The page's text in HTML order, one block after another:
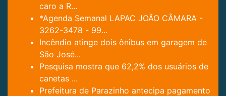
caro a R...
*Agenda Semanal LAPAC JOÃO CÂMARA -
3262-3478 - 99...
Incêndio atinge dois ônibus em garagem de
São José...
Pesquisa mostra que 62,2% dos usuários de
canetas ...
Prefeitura de Parazinho antecipa pagamento